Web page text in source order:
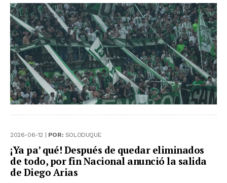
2026-06-12 | POR: SOLODUQUE
¡Ya pa’ qué! Después de quedar eliminados
de todo, por fin Nacional anunció la salida
de Diego Arias